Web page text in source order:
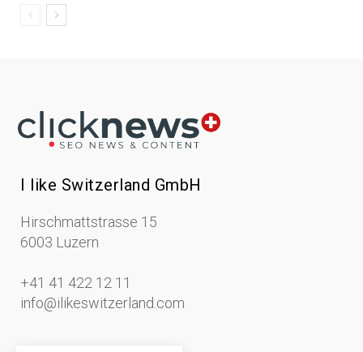
I like Switzerland GmbH
Hirschmattstrasse 15
6003 Luzern
+41 41 422 12 11
info@ilikeswitzerland.com